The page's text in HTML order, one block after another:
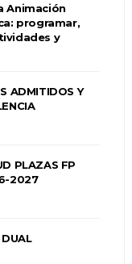
Animación
programar,
y
ADMITIDOS Y
PLAZAS FP
2027
DUAL